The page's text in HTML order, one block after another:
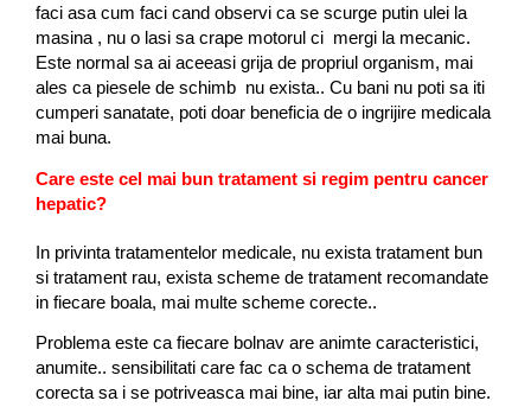
faci asa cum faci cand observi ca se scurge putin ulei la
masina , nu o lasi sa crape motorul ci mergi la mecanic.
Este normal sa ai aceeasi grija de propriul organism, mai
ales ca piesele de schimb nu exista.. Cu bani nu poti sa iti
cumperi sanatate, poti doar beneficia de o ingrijire medicala
mai buna.
Care este cel mai bun tratament si regim pentru cancer
hepatic?
In privinta tratamentelor medicale, nu exista tratament bun
si tratament rau, exista scheme de tratament recomandate
in fiecare boala, mai multe scheme corecte..
Problema este ca fiecare bolnav are animte caracteristici,
anumite.. sensibilitati care fac ca o schema de tratament
corecta sa i se potriveasca mai bine, iar alta mai putin bine.